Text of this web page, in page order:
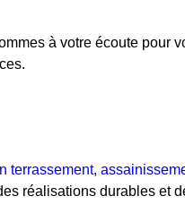
à votre écoute pour
réalisations durables et